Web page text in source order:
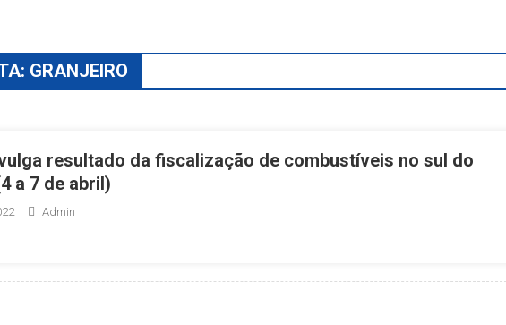
GRANJEIRO
resultado da fiscalização de combustíveis no sul do
a 7 de abril)
Admin